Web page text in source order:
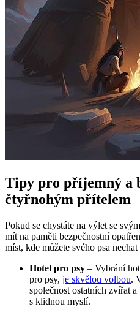
Tipy pro příjemný a
čtyřnohým přítelem
Pokud se chystáte na výlet se
mít na paměti bezpečnostní
míst, kde můžete svého psa
Hotel pro psy – Vybrání
pro psy, je skvělou volbou.
společnost ostatních zvířat
s klidnou myslí.